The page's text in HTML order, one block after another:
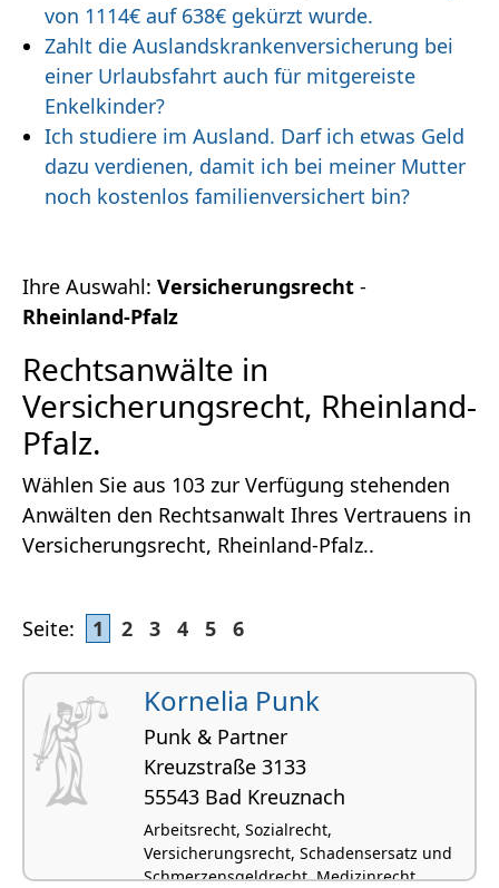
von 1114€ auf 638€ gekürzt wurde.
Zahlt die Auslandskrankenversicherung bei
einer Urlaubsfahrt auch für mitgereiste
Enkelkinder?
Ich studiere im Ausland. Darf ich etwas Geld
dazu verdienen, damit ich bei meiner Mutter
noch kostenlos familienversichert bin?
Ihre Auswahl: Versicherungsrecht -
Rheinland-Pfalz
Rechtsanwälte in
Versicherungsrecht, Rheinland-
Pfalz.
Wählen Sie aus 103 zur Verfügung stehenden
Anwälten den Rechtsanwalt Ihres Vertrauens in
Versicherungsrecht, Rheinland-Pfalz..
Seite: 1 2 3 4 5 6
Kornelia Punk
Punk & Partner
Kreuzstraße 3133
55543 Bad Kreuznach
Arbeitsrecht, Sozialrecht,
Versicherungsrecht, Schadensersatz und
Schmerzensgeldrecht, Medizinrecht